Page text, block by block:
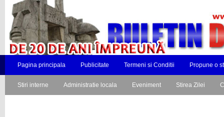
Pagina principala Publicitate Termeni si Conditii Propune o
Stiri interne Administratie locala Eveniment Stirea Zilei